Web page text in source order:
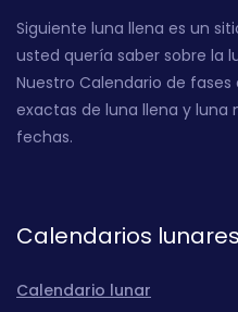
Siguiente luna llena es un
usted quería saber sobre la
Nuestro Calendario de
exactas de luna llena y luna
fechas.
Calendarios lunares
Calendario lunar